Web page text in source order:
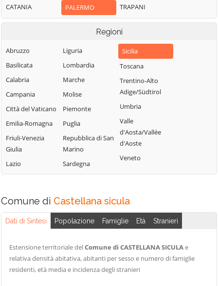
Borgetto
Caccamo
Campofelice di
Campofiorito
Casteldaccia
Sicula
Castronovo di
Sicilia
Cefalù
Gratteri
Isnello
Montelepre
Montemaggiore
Belsito
Palermo
Partinico
Petralia Soprana
Santa Flavia
Sciara
Sclafani Bagni
Termini Imerese
Terrasini
Torretta
Trabia
Trappeto
Ustica
Valledolmo
Vicari
Villafrati
CATANIA
PALERMO
TRAPANI
Regioni
Abruzzo
Basilicata
Calabria
Campania
Città del Vaticano
Emilia-Romagna
Friuli-Venezia
Giulia
Lazio
Liguria
Lombardia
Marche
Molise
Piemonte
Puglia
Repubblica di San
Marino
Sardegna
Sicilia
Toscana
Trentino-Alto
Adige/Südtirol
Umbria
Valle
d'Aosta/Vallée
d'Aoste
Veneto
Comune di Castellana sicula
Dati di Sintesi Popolazione Famiglie Età Stranieri
Estensione territoriale delComune di CASTELLANA SICULAe
relativa densità abitativa, abitanti per sesso e numero di famiglie
residenti, età media e incidenza degli stranieri